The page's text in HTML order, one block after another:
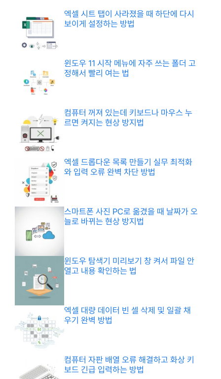
엑셀 시트 탭이 사라졌을 때 하단에 다시
보이게 설정하는 방법
윈도우 11 시작 메뉴에 자주 쓰는 폴더 고
정해서 빨리 여는 법
컴퓨터 꺼져 있는데 키보드나 마우스 누
르면 켜지는 현상 방지법
엑셀 드롭다운 목록 만들기 실무 최적화
와 입력 오류 완벽 차단 방법
스마트폰 사진 PC로 옮겼을 때 날짜가 오
늘로 바뀌는 현상 방지법
윈도우 탐색기 미리보기 창 켜서 파일 안
열고 내용 확인하는 법
엑셀 대량 데이터 빈 셀 삭제 및 일괄 채
우기 완벽 방법
컴퓨터 자판 배열 오류 해결하고 화상 키
보드 긴급 입력하는 방법